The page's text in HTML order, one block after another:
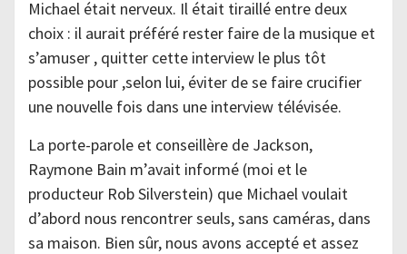
Michael était nerveux. Il était tiraillé entre deux
choix : il aurait préféré rester faire de la musique et
s’amuser , quitter cette interview le plus tôt
possible pour ,selon lui, éviter de se faire crucifier
une nouvelle fois dans une interview télévisée.
La porte-parole et conseillère de Jackson,
Raymone Bain m’avait informé (moi et le
producteur Rob Silverstein) que Michael voulait
d’abord nous rencontrer seuls, sans caméras, dans
sa maison. Bien sûr, nous avons accepté et assez